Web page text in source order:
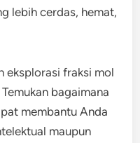
lebih cerdas, hemat,
eksplorasi fraksi mol
bagaimana
membantu Anda
maupun